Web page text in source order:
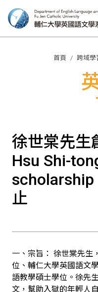
首頁 跨域學
徐世棠先生
Hsu Shi-
止
一、宗旨： 徐世棠先生
位、輔仁大學英國語文
語教學碩士學位。徐先
文，幫助入獄的年輕人